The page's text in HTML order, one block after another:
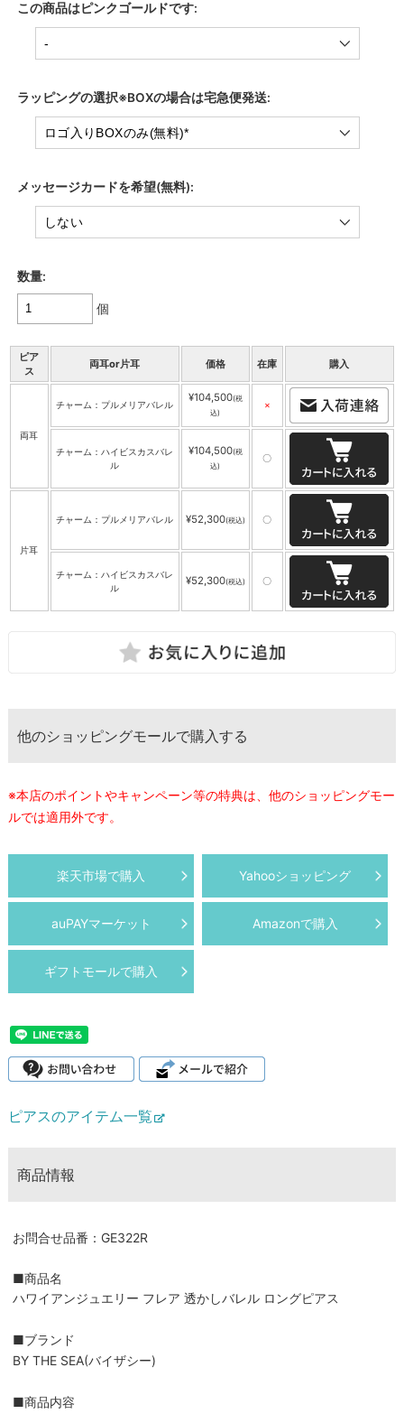
この商品はピンクゴールドです:
ラッピングの選択※BOXの場合は宅急便発送:
メッセージカードを希望(無料):
数量:
個
ピア
ス
両耳or片耳 価格 在庫 購入
両耳
チャーム：プルメリアバレル
¥104,500(税
込)
×
チャーム：ハイビスカスバレ
ル
¥104,500(税
込)
〇
片耳
チャーム：プルメリアバレル ¥52,300(税込) 〇
チャーム：ハイビスカスバレ
ル
¥52,300(税込) 〇
他のショッピングモールで購入する
※本店のポイントやキャンペーン等の特典は、他のショッピングモー
ルでは適用外です。
楽天市場で購入 Yahooショッピング
auPAYマーケット Amazonで購入
ギフトモールで購入
ピアスのアイテム一覧
商品情報
お問合せ品番：GE322R
■商品名
ハワイアンジュエリー フレア 透かしバレル ロングピアス
■ブランド
BY THE SEA(バイザシー)
■商品内容